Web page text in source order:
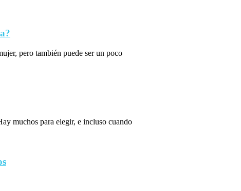
pero también puede ser un poco
muchos para elegir, e incluso cuando